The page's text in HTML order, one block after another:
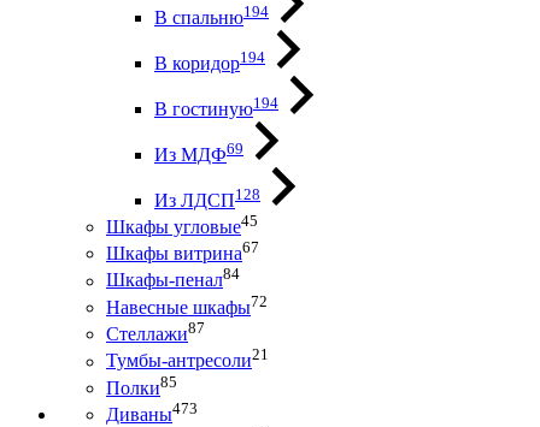
В спальню194
В коридор194
В гостиную194
Из МДФ69
Из ЛДСП128
Шкафы угловые45
Шкафы витрина67
Шкафы-пенал84
Навесные шкафы72
Стеллажи87
Тумбы-антресоли21
Полки85
Диваны473